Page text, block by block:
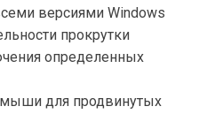
версиями Windows
прокрутки
определенных
для продвинутых